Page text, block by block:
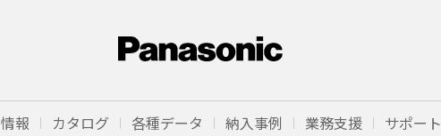
報 カタログ 各種データ 納入事例 業務支援 サポート